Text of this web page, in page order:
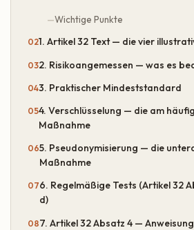
Wichtige Punkte
1. Artikel 32 Text — die vier
2. Risikoangemessen — was es
3. Praktischer Mindeststandard
4. Verschlüsselung — die am
Maßnahme
5. Pseudonymisierung — die
Maßnahme
6. Regelmäßige Tests (Artikel 32
d)
7. Artikel 32 Absatz 4 —